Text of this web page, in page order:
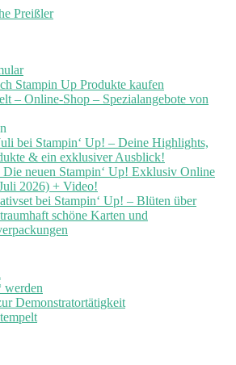
Stampin Up Produkte kaufen
– Online-Shop – Spezialangebote von
bei Stampin‘ Up! – Deine Highlights,
& ein exklusiver Ausblick!
neuen Stampin‘ Up! Exklusiv Online
2026) + Video!
bei Stampin‘ Up! – Blüten über
schöne Karten und
werden
Demonstratortätigkeit